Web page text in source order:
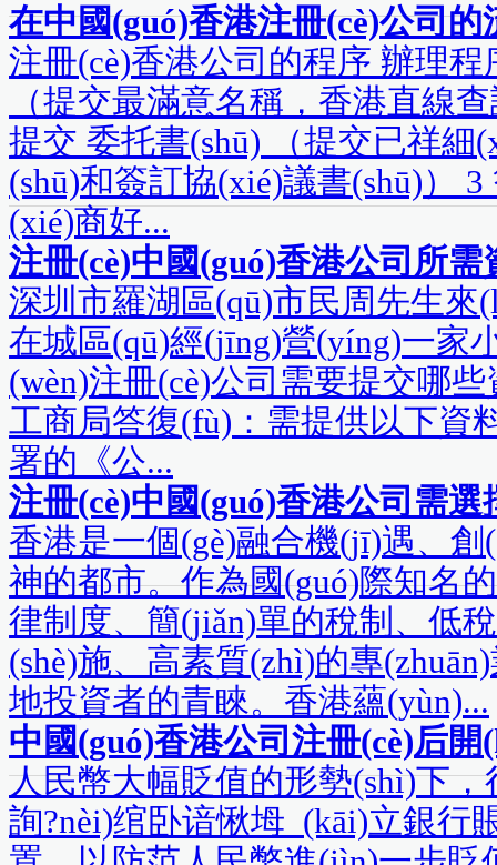
在中國(guó)香港注冊(cè)公司的
注冊(cè)香港公司的程序 辦理
（提交最滿意名稱，香港直線
提交 委托書(shū) （提交已祥細
(shū)和簽訂協(xié)議書(shū)）
(xié)商好...
注冊(cè)中國(guó)香港公司所需
深圳市羅湖區(qū)市民周先生來
在城區(qū)經(jīng)營(yíng)一家小
(wèn)注冊(cè)公司需要提交哪
工商局答復(fù)：需提供以下資
署的《公...
注冊(cè)中國(guó)香港公司需選
香港是一個(gè)融合機(jī)遇、
神的都市。作為國(guó)際知名的
律制度、簡(jiǎn)單的稅制
(shè)施、高素質(zhì)的專(zhuān)
地投資者的青睞。香港蘊(yùn)...
中國(guó)香港公司注冊(cè)后
人民幣大幅貶值的形勢(shì)下
詢?nèi)绾卧谙愀坶_(kāi)立銀行